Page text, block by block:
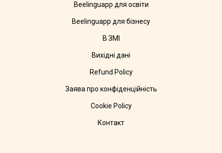
Beelinguapp для освіти
Beelinguapp для бізнесу
В ЗМІ
Вихідні дані
Refund Policy
Заява про конфіденційність
Cookie Policy
Контакт